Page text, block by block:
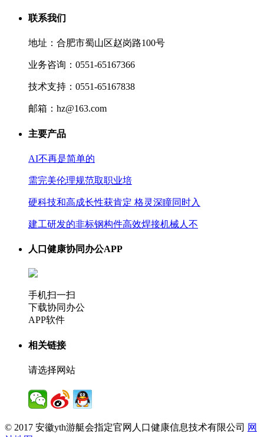
联系我们
地址：合肥市蜀山区赵岗路100号
业务咨询：0551-65167366
技术支持：0551-65167838
邮箱：hz@163.com
主要产品
AI不再是简单的
需完美伦理规范取职业培
硬科技和高成长性获肯定 格灵深瞳同时入
建工研发的非标钢构件高效焊接机械人不
人口健康协同办公APP
手机扫一扫
下载协同办公
APP软件
相关链接
请选择网站
© 2017 安徽yth游艇会指定官网人口健康信息技术有限公司 网